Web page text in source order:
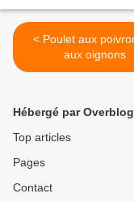
< Poulet aux poivrons et
aux oignons
Hébergé par Overblog
Top articles
Pages
Contact